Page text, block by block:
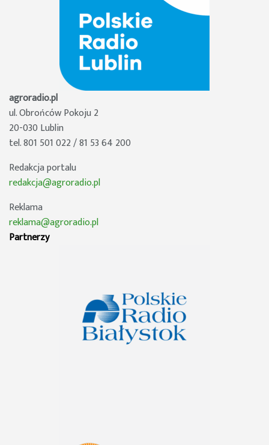
agroradio.pl
ul. Obrońców Pokoju 2
20-030 Lublin
tel. 801 501 022 / 81 53 64 200
Redakcja portalu
redakcja@agroradio.pl
Reklama
reklama@agroradio.pl
Partnerzy